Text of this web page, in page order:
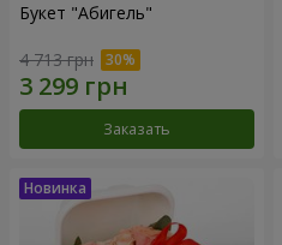
Букет "Абигель"
4 713 грн
Заказать